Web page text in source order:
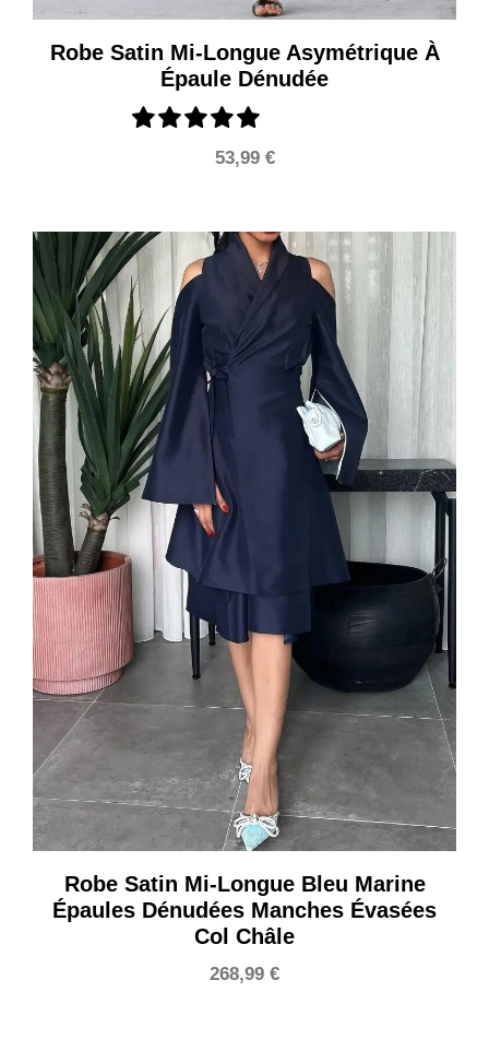
Robe Satin Mi-Longue Asymétrique À
Épaule Dénudée
53,99 €
Robe Satin Mi-Longue Bleu Marine
Épaules Dénudées Manches Évasées
Col Châle
268,99 €